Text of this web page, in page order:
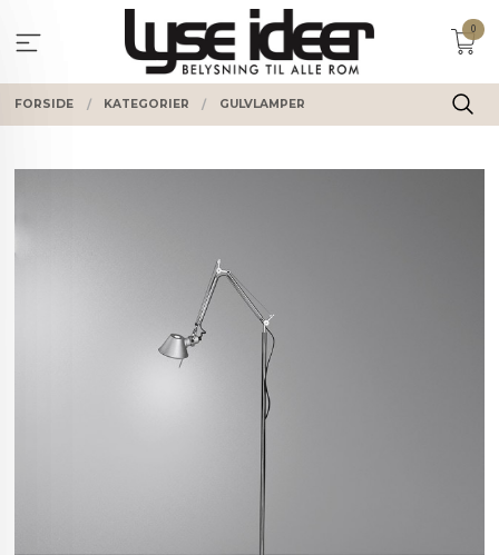
innholdet
0
FORSIDE KATEGORIER GULVLAMPER